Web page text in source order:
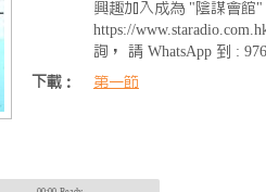
興趣加入成為 "陰謀會館"
https://
詢， 請 WhatsApp 到 :
下載：
第一節